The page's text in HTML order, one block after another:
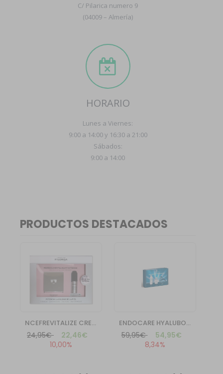
C/ Pilarica numero 9
(04009 – Almería)
HORARIO
Lunes a Viernes:
9:00 a 14:00 y 16:30 a 21:00
Sábados:
9:00 a 14:00